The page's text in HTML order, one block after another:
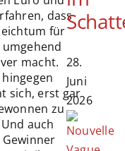
dass
für
macht.
sich, erst gar
zu
auch
28.
Juni
2026